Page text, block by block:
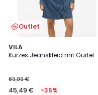
Outlet
VILA
Kurzes Jeanskleid mit Gürtel
69,99 €
45,49 € -35%